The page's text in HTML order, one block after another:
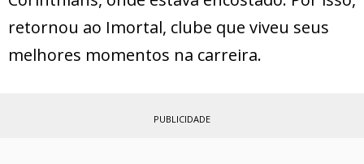
retornou ao Imortal, clube que viveu seus
melhores momentos na carreira.
PUBLICIDADE